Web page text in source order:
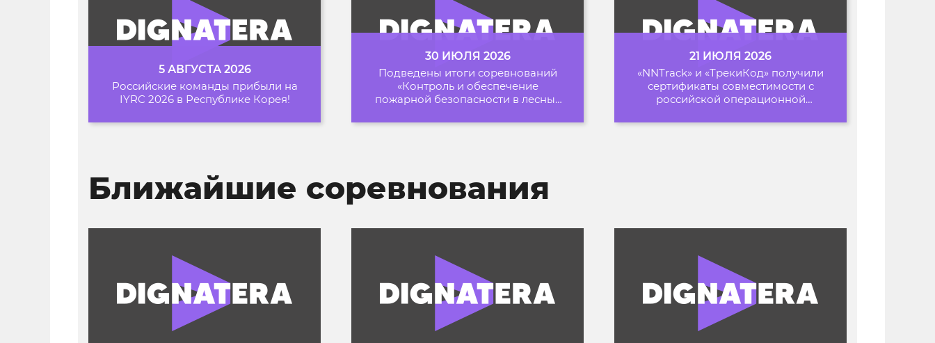
5 АВГУСТА 2026
Российские команды прибыли на
IYRC 2026 в Республике Корея!
30 ИЮЛЯ 2026
Подведены итоги соревнований
«Контроль и обеспечение
пожарной безопасности в лесных
21 ИЮЛЯ 2026
«NNTrack» и «ТрекиКод» получили
сертификаты совместимости с
российской операционной
Ближайшие соревнования